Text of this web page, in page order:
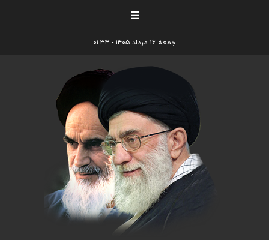
☰
جمعه ۱۶ مرداد ۱۴۰۵ - ۰۱:۳۴